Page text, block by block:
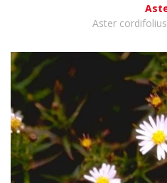
Aster